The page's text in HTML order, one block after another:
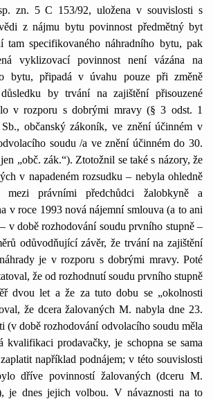
zn. 5 C 153/92, uložena v souvislosti s
z nájmu bytu povinnost předmětný byt
tam specifikovaného náhradního bytu, pak
vyklizovací povinnost není vázána na
bytu, připadá v úvahu pouze při změně
by trvání na zajištění přisouzené
v rozporu s dobrými mravy (§ 3 odst. 1
Sb., občanský zákoník, ve znění účinném v
soudu /a ve znění účinném do 30.
„obč. zák.“). Ztotožnil se také s názory, že
v napadeném rozsudku – nebyla ohledně
mezi právními předchůdci žalobkyně a
v roce 1993 nová nájemní smlouva (a to ani
v době rozhodování soudu prvního stupně –
odůvodňující závěr, že trvání na zajištění
je v rozporu s dobrými mravy. Poté
že od rozhodnutí soudu prvního stupně
dvou let a že za tuto dobu se „okolnosti
že dcera žalovaných M. nabyla dne 23.
(v době rozhodování odvolacího soudu měla
kvalifikaci prodavačky, je schopna se sama
například podnájem; v této souvislosti
dříve povinností žalovaných (dceru M.
je dnes jejich volbou. V návaznosti na to